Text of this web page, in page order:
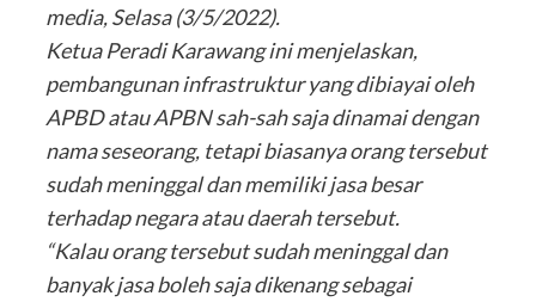
media, Selasa (3/5/2022).
Ketua Peradi Karawang ini menjelaskan,
pembangunan infrastruktur yang dibiayai oleh
APBD atau APBN sah-sah saja dinamai dengan
nama seseorang, tetapi biasanya orang tersebut
sudah meninggal dan memiliki jasa besar
terhadap negara atau daerah tersebut.
“Kalau orang tersebut sudah meninggal dan
banyak jasa boleh saja dikenang sebagai